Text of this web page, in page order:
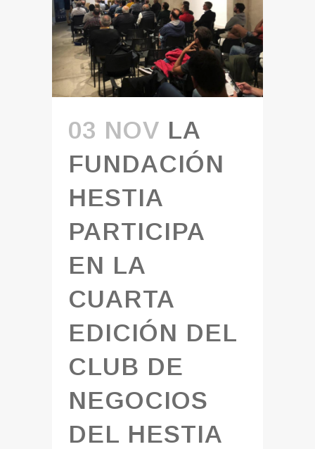
03 NOV LA
FUNDACIÓN
HESTIA
PARTICIPA
EN LA
CUARTA
EDICIÓN DEL
CLUB DE
NEGOCIOS
DEL HESTIA